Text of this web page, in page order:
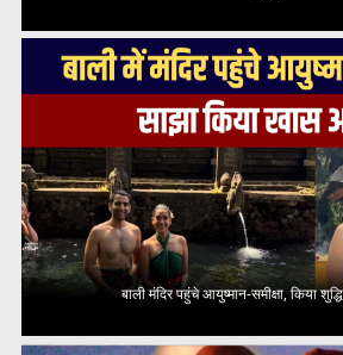
बाली मंदिर पहुंचे आयुष्मान-समीक्षा, किया